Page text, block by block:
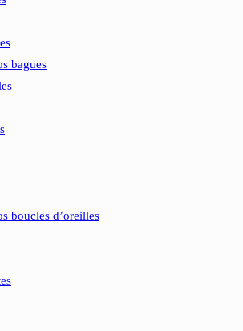
bagues
boucles d’oreilles